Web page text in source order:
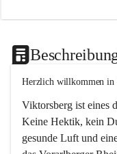
Herzlich willkommen in
Viktorsberg ist eines
Keine Hektik, kein
gesunde Luft und